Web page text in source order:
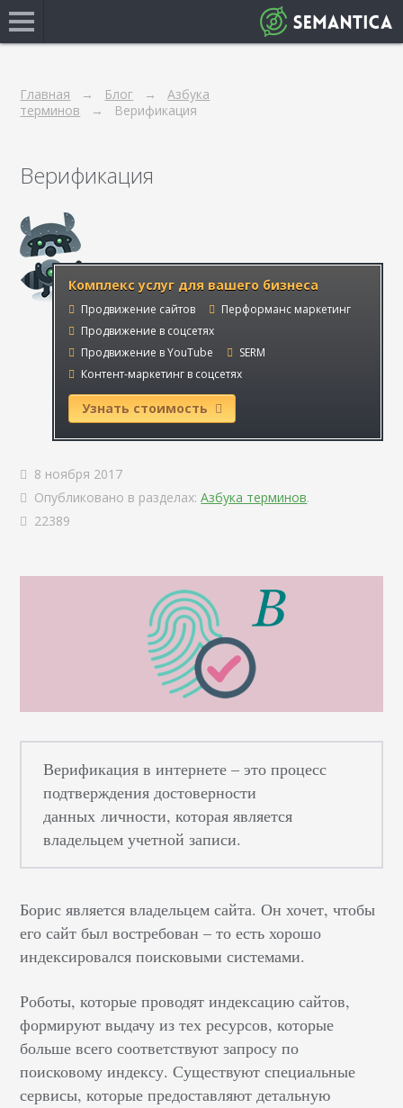
Главная Блог
Азбука
терминов
Верификация
Верификация
Комплекс услуг для вашего бизнеса
Продвижение сайтов
Перформанс маркетинг
Продвижение в соцсетях
Продвижение в YouTube
SERM
Контент-маркетинг в соцсетях
Узнать стоимость
8 ноября 2017
Опубликовано в разделах: Азбука терминов.
22389
Верификация в интернете – это процесс
подтверждения достоверности
данных личности, которая является
владельцем учетной записи.
Борис является владельцем сайта. Он хочет, чтобы
его сайт был востребован – то есть хорошо
индексировался поисковыми системами.
Роботы, которые проводят индексацию сайтов,
формируют выдачу из тех ресурсов, которые
больше всего соответствуют запросу по
поисковому индексу. Существуют специальные
сервисы, которые предоставляют детальную